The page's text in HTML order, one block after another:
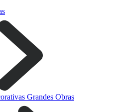
Grandes Obras